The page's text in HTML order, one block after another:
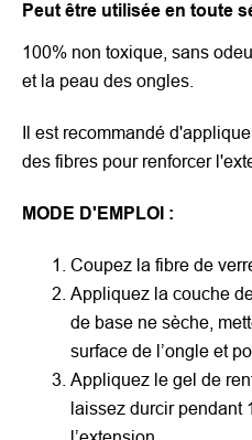
Peut être utilisée en toute
100% non toxique, sans
et la peau des ongles.
Il est recommandé
des fibres pour renforcer
MODE D'EMPLOI :
Coupez la fibre de
Appliquez la couche
de base ne sèche,
surface de l’ongle et
Appliquez le gel de
laissez durcir pendant